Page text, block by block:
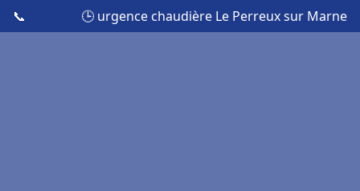
📞 🕒 urgence chaudière Le Perreux sur Marne